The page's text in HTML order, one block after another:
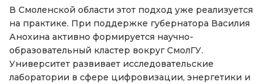
В Смоленской области этот подход уже реализуется
на практике. При поддержке губернатора Василия
Анохина активно формируется научно-
образовательный кластер вокруг СмолГУ.
Университет развивает исследовательские
лаборатории в сфере цифровизации, энергетики и